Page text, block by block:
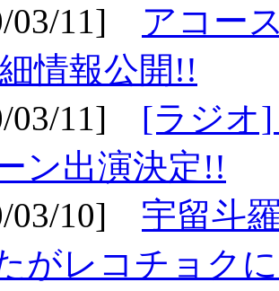
03/11] アコー
情報公開!!
03/11] [ラジオ
ン出演決定!!
03/10] 宇留斗
がレコチョク